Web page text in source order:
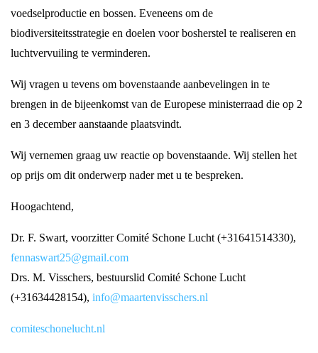
voedselproductie en bossen. Eveneens om de
biodiversiteitsstrategie en doelen voor bosherstel te realiseren en
luchtvervuiling te verminderen.
Wij vragen u tevens om bovenstaande aanbevelingen in te
brengen in de bijeenkomst van de Europese ministerraad die op 2
en 3 december aanstaande plaatsvindt.
Wij vernemen graag uw reactie op bovenstaande. Wij stellen het
op prijs om dit onderwerp nader met u te bespreken.
Hoogachtend,
Dr. F. Swart, voorzitter Comité Schone Lucht (+31641514330),
fennaswart25@gmail.com
Drs. M. Visschers, bestuurslid Comité Schone Lucht
(+31634428154), info@maartenvisschers.nl
comiteschonelucht.nl